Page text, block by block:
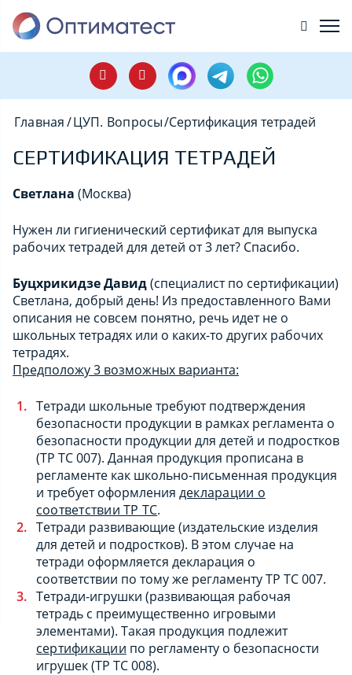
Главная/ЦУП. Вопросы/Сертификация тетрадей
СЕРТИФИКАЦИЯ ТЕТРАДЕЙ
Светлана (Москва)
Нужен ли гигиенический сертификат для выпуска
рабочих тетрадей для детей от 3 лет? Спасибо.
Буцхрикидзе Давид(специалист по сертификации)
Светлана, добрый день! Из предоставленного Вами
описания не совсем понятно, речь идет не о
школьных тетрадях или о каких-то других рабочих
тетрадях.
Предположу 3 возможных варианта:
Тетради школьные требуют подтверждения
безопасности продукции в рамках регламента о
безопасности продукции для детей и подростков
(ТР ТС 007). Данная продукция прописана в
регламенте как школьно-письменная продукция
и требует оформления декларации о
соответствии ТР ТС.
Тетради развивающие (издательские изделия
для детей и подростков). В этом случае на
тетради оформляется декларация о
соответствии по тому же регламенту ТР ТС 007.
Тетради-игрушки (развивающая рабочая
тетрадь с преимущественно игровыми
элементами). Такая продукция подлежит
сертификации по регламенту о безопасности
игрушек (ТР ТС 008).